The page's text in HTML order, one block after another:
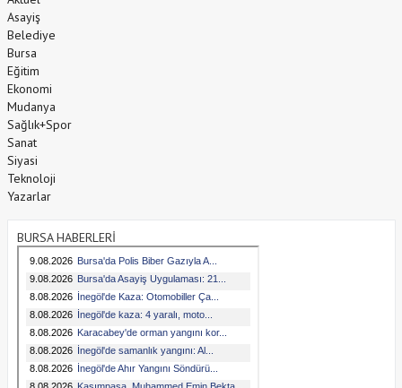
Asayiş
Belediye
Bursa
Eğitim
Ekonomi
Mudanya
Sağlık+Spor
Sanat
Siyasi
Teknoloji
Yazarlar
BURSA HABERLERİ